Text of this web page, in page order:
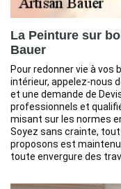
La Peinture sur
Bauer
Pour redonner vie à vos
intérieur, appelez-nous
et une demande de
professionnels et
misant sur les normes
Soyez sans crainte, tout
proposons est
toute envergure des